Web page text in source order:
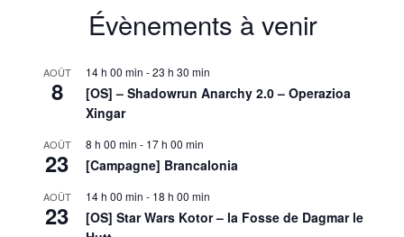
un
Tuer
Évènements à venir
AOÛT
8
14 h 00 min -23 h 30 min
[OS] – Shadowrun Anarchy 2.0 – Operazioa
Xingar
AOÛT
23
8 h 00 min - 17 h 00 min
[Campagne] Brancalonia
AOÛT
23
14 h 00 min - 18 h 00 min
[OS] Star Wars Kotor – la Fosse de Dagmar le